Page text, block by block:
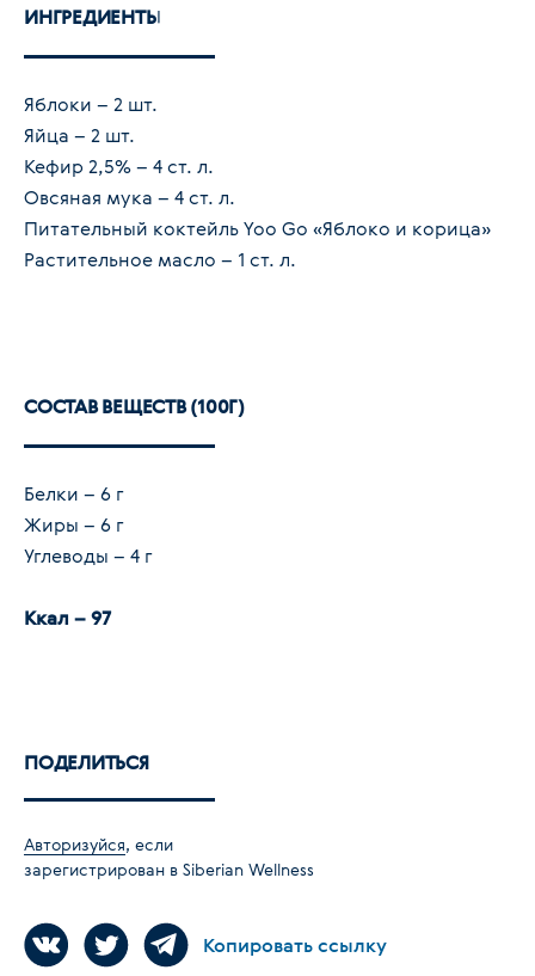
ИНГРЕДИЕНТЫ
Яблоки – 2 шт.
Яйца – 2 шт.
Кефир 2,5% – 4 ст. л.
Овсяная мука – 4 ст. л.
Питательный коктейль Yoo Go «Яблоко и корица»
Растительное масло – 1 ст. л.
СОСТАВ ВЕЩЕСТВ (100Г)
Белки – 6 г
Жиры – 6 г
Углеводы – 4 г
Ккал – 97
ПОДЕЛИТЬСЯ
Авторизуйся, если
зарегистрирован в Siberian Wellness
Копировать ссылку